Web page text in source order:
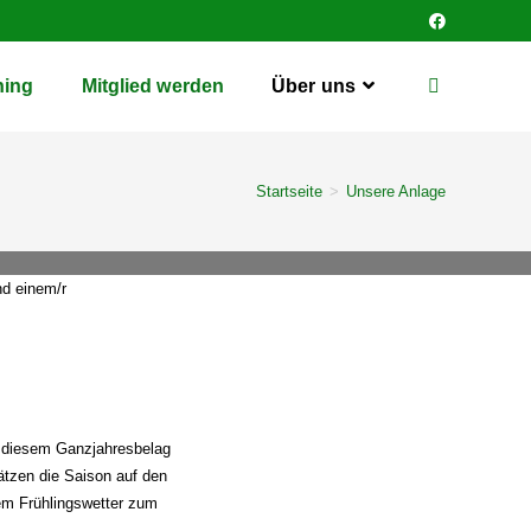
Mitglied werden Über uns
Startseite > Unsere Anlage
einem/r
Ganzjahresbelag
die Saison auf den
Frühlingswetter zum